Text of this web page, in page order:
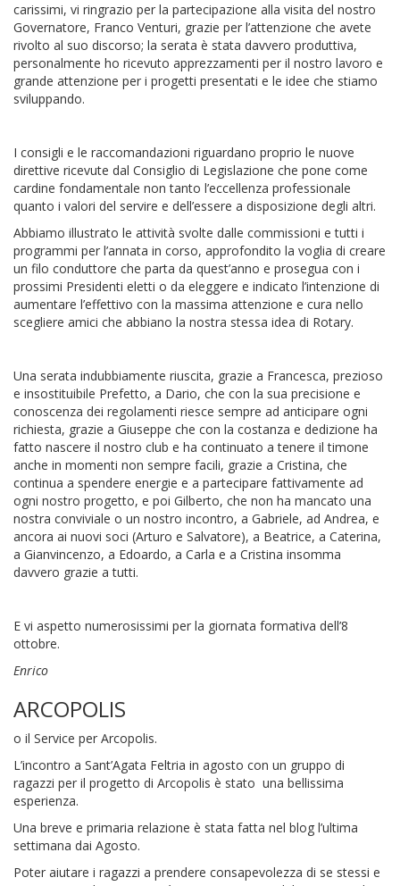
carissimi, vi ringrazio per la partecipazione alla visita del nostro
Governatore, Franco Venturi, grazie per l’attenzione che avete
rivolto al suo discorso; la serata è stata davvero produttiva,
personalmente ho ricevuto apprezzamenti per il nostro lavoro e
grande attenzione per i progetti presentati e le idee che stiamo
sviluppando.
I consigli e le raccomandazioni riguardano proprio le nuove
direttive ricevute dal Consiglio di Legislazione che pone come
cardine fondamentale non tanto l’eccellenza professionale
quanto i valori del servire e dell’essere a disposizione degli altri.
Abbiamo illustrato le attività svolte dalle commissioni e tutti i
programmi per l’annata in corso, approfondito la voglia di creare
un filo conduttore che parta da quest’anno e prosegua con i
prossimi Presidenti eletti o da eleggere e indicato l’intenzione di
aumentare l’effettivo con la massima attenzione e cura nello
scegliere amici che abbiano la nostra stessa idea di Rotary.
Una serata indubbiamente riuscita, grazie a Francesca, prezioso
e insostituibile Prefetto, a Dario, che con la sua precisione e
conoscenza dei regolamenti riesce sempre ad anticipare ogni
richiesta, grazie a Giuseppe che con la costanza e dedizione ha
fatto nascere il nostro club e ha continuato a tenere il timone
anche in momenti non sempre facili, grazie a Cristina, che
continua a spendere energie e a partecipare fattivamente ad
ogni nostro progetto, e poi Gilberto, che non ha mancato una
nostra conviviale o un nostro incontro, a Gabriele, ad Andrea, e
ancora ai nuovi soci (Arturo e Salvatore), a Beatrice, a Caterina,
a Gianvincenzo, a Edoardo, a Carla e a Cristina insomma
davvero grazie a tutti.
E vi aspetto numerosissimi per la giornata formativa dell’8
ottobre.
Enrico
ARCOPOLIS
o il Service per Arcopolis.
L’incontro a Sant’Agata Feltria in agosto con un gruppo di
ragazzi per il progetto di Arcopolis è stato una bellissima
esperienza.
Una breve e primaria relazione è stata fatta nel blog l’ultima
settimana dai Agosto.
Poter aiutare i ragazzi a prendere consapevolezza di se stessi e